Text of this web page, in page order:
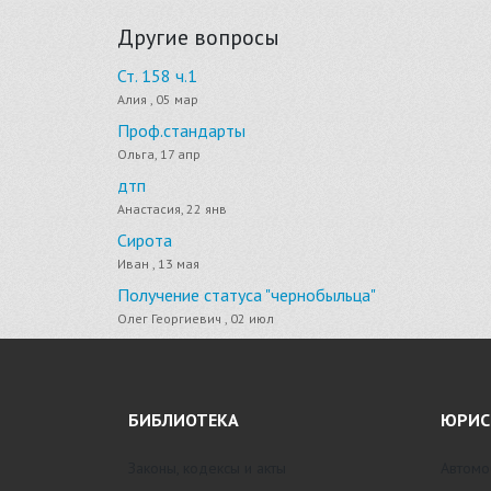
Другие вопросы
Ст. 158 ч.1
Алия , 05 мар
Проф.стандарты
Ольга, 17 апр
дтп
Анастасия, 22 янв
Сирота
Иван , 13 мая
Получение статуса "чернобыльца"
Олег Георгиевич , 02 июл
БИБЛИОТЕКА